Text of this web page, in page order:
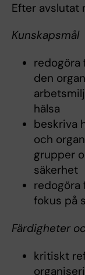
Efter avslutat
Kunskapsmål
redogöra
den
hälsa
beskriva
och
grupper
säkerhet
redogöra
fokus på
Färdigheter
kritiskt